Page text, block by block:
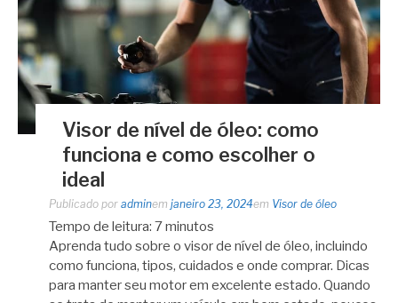
Visor de nível de óleo: como
funciona e como escolher o
ideal
Publicado por adminem janeiro 23, 2024em Visor de óleo
Tempo de leitura: 7minutos
Aprenda tudo sobre o visor de nível de óleo, incluindo
como funciona, tipos, cuidados e onde comprar. Dicas
para manter seu motor em excelente estado. Quando